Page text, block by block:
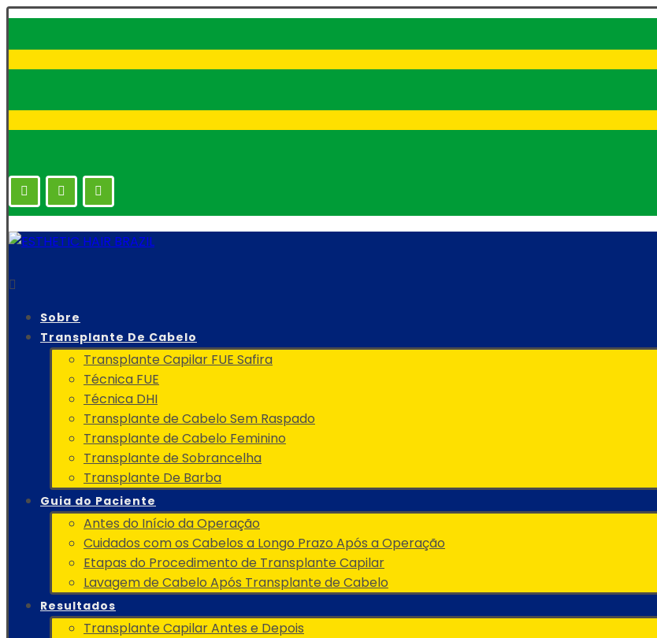
Sobre
Transplante De Cabelo
Transplante Capilar FUE Safira
Técnica FUE
Técnica DHI
Transplante de Cabelo Sem Raspado
Transplante de Cabelo Feminino
Transplante de Sobrancelha
Transplante De Barba
Guia do Paciente
Antes do Início da Operação
Cuidados com os Cabelos a Longo Prazo Após a Operação
Etapas do Procedimento de Transplante Capilar
Lavagem de Cabelo Após Transplante de Cabelo
Resultados
Transplante Capilar Antes e Depois